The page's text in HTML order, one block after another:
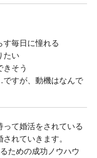
毎日に憧れる
たい
そう
すが、動機はなんで
って婚活をされている
れていきます。
ための成功ノウハウ